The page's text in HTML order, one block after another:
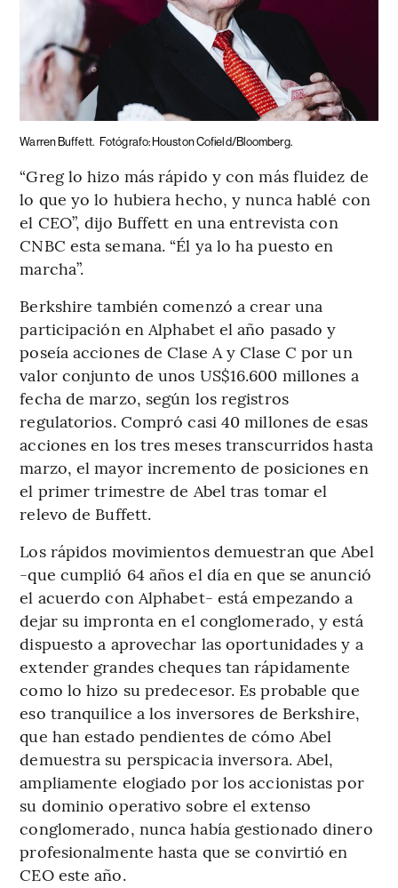
Warren Buffett. Fotógrafo: Houston Cofield/Bloomberg.
“Greg lo hizo más rápido y con más fluidez de
lo que yo lo hubiera hecho, y nunca hablé con
el CEO”, dijo Buffett en una entrevista con
CNBC esta semana. “Él ya lo ha puesto en
marcha”.
Berkshire también comenzó a crear una
participación en Alphabet el año pasado y
poseía acciones de Clase A y Clase C por un
valor conjunto de unos US$16.600 millones a
fecha de marzo, según los registros
regulatorios. Compró casi 40 millones de esas
acciones en los tres meses transcurridos hasta
marzo, el mayor incremento de posiciones en
el primer trimestre de Abel tras tomar el
relevo de Buffett.
Los rápidos movimientos demuestran que Abel
-que cumplió 64 años el día en que se anunció
el acuerdo con Alphabet- está empezando a
dejar su impronta en el conglomerado, y está
dispuesto a aprovechar las oportunidades y a
extender grandes cheques tan rápidamente
como lo hizo su predecesor. Es probable que
eso tranquilice a los inversores de Berkshire,
que han estado pendientes de cómo Abel
demuestra su perspicacia inversora. Abel,
ampliamente elogiado por los accionistas por
su dominio operativo sobre el extenso
conglomerado, nunca había gestionado dinero
profesionalmente hasta que se convirtió en
CEO este año.